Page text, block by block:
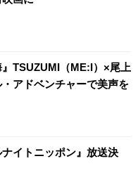
』TSUZUMI（ME:I）×尾上
アドベンチャーで美声を
ナイトニッポン』放送決